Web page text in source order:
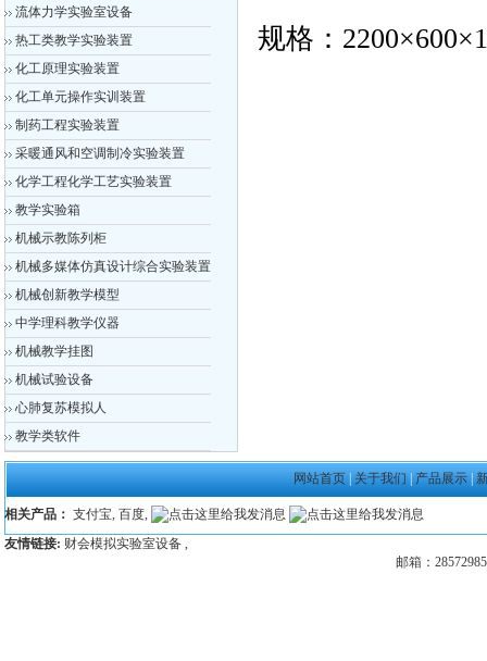
流体力学实验室设备
热工类教学实验装置
化工原理实验装置
化工单元操作实训装置
制药工程实验装置
采暖通风和空调制冷实验装置
化学工程化学工艺实验装置
教学实验箱
机械示教陈列柜
机械多媒体仿真设计综合实验装置
机械创新教学模型
中学理科教学仪器
机械教学挂图
机械试验设备
心肺复苏模拟人
教学类软件
规格：
网站首页 关于我们 产品展示
相关产品： 支付宝, 百度,
友情链接: 财会模拟实验室设备 ,
邮箱：